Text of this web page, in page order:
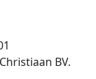
BV.